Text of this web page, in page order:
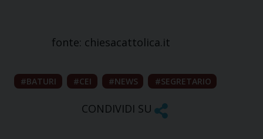
fonte: chiesacattolica.it
BATURI CEI NEWS SEGRETARIO
CONDIVIDI SU